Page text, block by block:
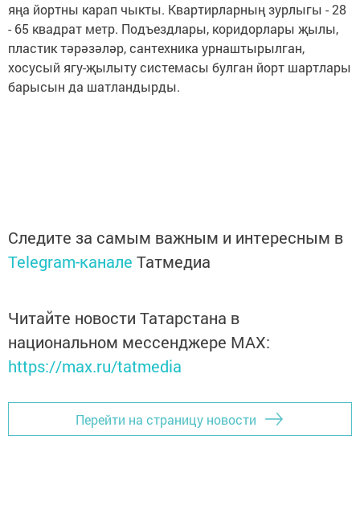
яңа йортны карап чыкты. Квартирларның зурлыгы - 28
- 65 квадрат метр. Подъездлары, коридорлары җылы,
пластик тәрәзәләр, сантехника урнаштырылган,
хосусый ягу-җылыту системасы булган йорт шартлары
барысын да шатландырды.
Следите за самым важным и интересным в
Telegram-канале Татмедиа
Читайте новости Татарстана в
национальном мессенджере MАХ:
https://max.ru/tatmedia
Перейти на страницу новости